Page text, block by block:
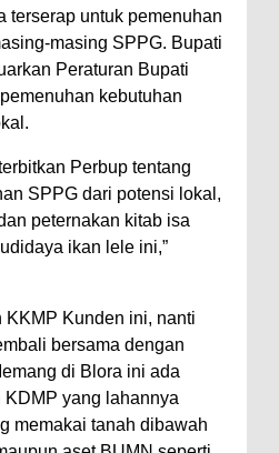
terserap untuk pemenuhan
masing SPPG. Bupati
Peraturan Bupati
kebutuhan
Perbup tentang
SPPG dari potensi lokal,
peternakan kitab isa
ikan lele ini,”
KKMP Kunden ini, nanti
bersama dengan
di Blora ini ada
yang lahannya
memakai tanah dibawah